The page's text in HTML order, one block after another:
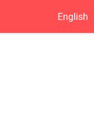
English